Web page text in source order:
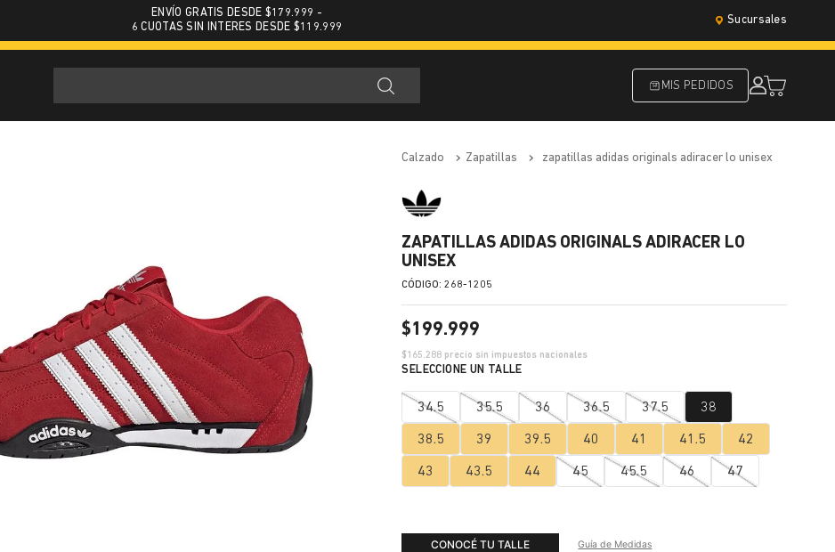
ENVÍO GRATIS DESDE $179.999 -
6 CUOTAS SIN INTERES DESDE $119.999
Sucursales
MIS PEDIDOS
calzado zapatillas zapatillas adidas originals adiracer lo unisex
ZAPATILLAS ADIDAS ORIGINALS ADIRACER LO
UNISEX
:268-1205
$199.999
$165.288 precio sin impuestos nacionales
34.5 35.5 36 36.5 37.5 38
38.5 39 39.5 40 41 41.5 42
43 43.5 44 45 45.5 46 47
CONOCÉ TU TALLE Guía de Medidas